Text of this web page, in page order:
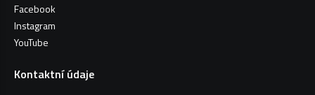
Facebook
Instagram
YouTube
Kontaktní údaje